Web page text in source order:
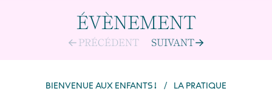
ÉVÈNEMENT
PRÉCÉDENT SUIVANT
BIENVENUE AUX ENFANTS ! / LA PRATIQUE